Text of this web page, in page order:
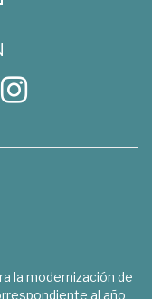
la modernización de
al año